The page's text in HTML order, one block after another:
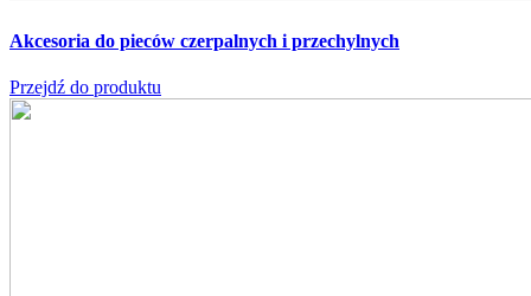
Akcesoria do pieców czerpalnych i przechylnych
Przejdź do produktu